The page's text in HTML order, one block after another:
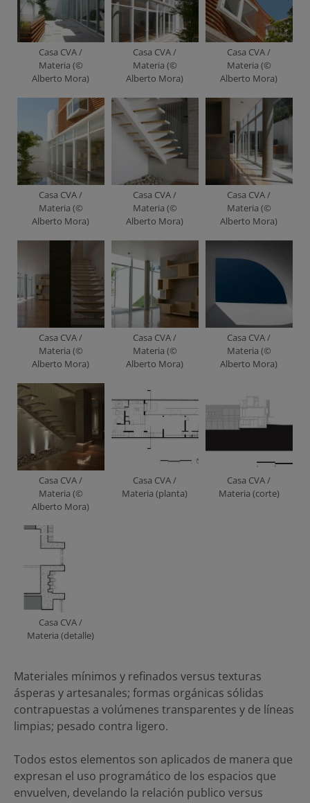
Casa CVA /
Materia (©
Alberto Mora)
Casa CVA /
Materia (©
Alberto Mora)
Casa CVA /
Materia (©
Alberto Mora)
Casa CVA /
Materia (©
Alberto Mora)
Casa CVA /
Materia (©
Alberto Mora)
Casa CVA /
Materia (©
Alberto Mora)
Casa CVA /
Materia (©
Alberto Mora)
Casa CVA /
Materia (©
Alberto Mora)
Casa CVA /
Materia (©
Alberto Mora)
Casa CVA /
Materia (©
Alberto Mora)
Casa CVA /
Materia (planta)
Casa CVA /
Materia (corte)
Casa CVA /
Materia (detalle)
Materiales mínimos y refinados versus texturas
ásperas y artesanales; formas orgánicas sólidas
contrapuestas a volúmenes transparentes y de líneas
limpias; pesado contra ligero.
Todos estos elementos son aplicados de manera que
expresan el uso programático de los espacios que
envuelven, develando la relación publico versus